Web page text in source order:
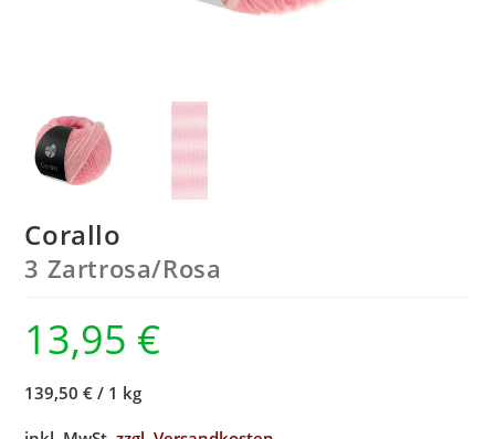
Corallo
3 Zartrosa/Rosa
13,95 €
139,50 € / 1 kg